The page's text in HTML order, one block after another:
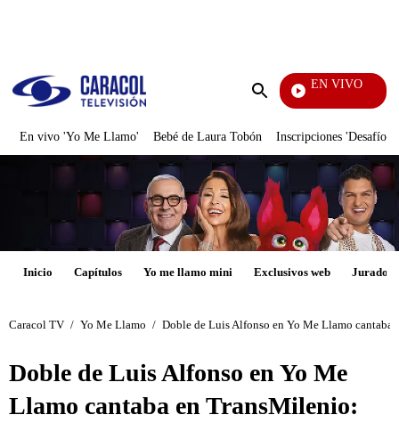
Enviar
EN VIVO
En vivo 'Yo Me Llamo' Bebé de Laura Tobón Inscripciones 'Desafío'
Inicio Capítulos Yo me llamo mini Exclusivos web Jurados
Caracol TV / Yo Me Llamo / Doble de Luis Alfonso en Yo Me Llamo
Doble de Luis Alfonso en Yo Me
Llamo cantaba en TransMilenio: